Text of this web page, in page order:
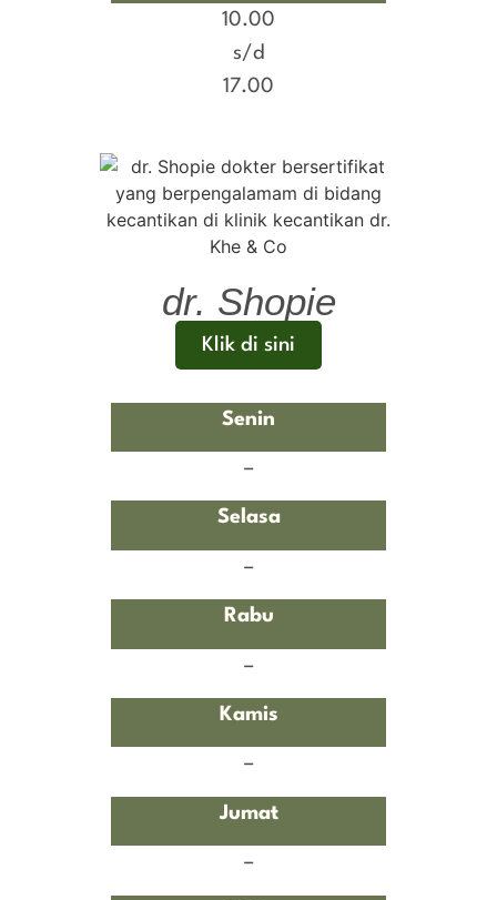
10.00
s/d
17.00
dr. Shopie
Klik di sini
Senin
–
Selasa
–
Rabu
–
Kamis
–
Jumat
–